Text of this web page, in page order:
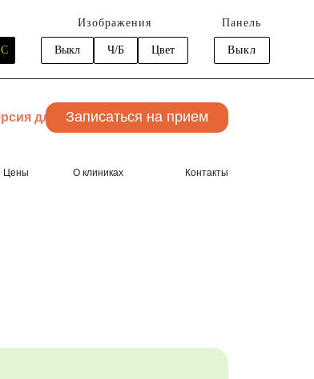
C
Изображения
Выкл Ч/Б Цвет
Панель
Выкл
Записаться на прием
Цены О клиниках Контакты